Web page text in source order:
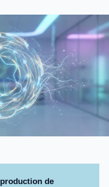
production de